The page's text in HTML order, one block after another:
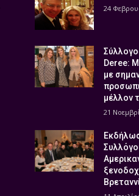
24
Deree:
με
μέλλον
21